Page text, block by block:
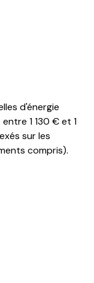
d'énergie
1 130 € et 1
sur les
compris).